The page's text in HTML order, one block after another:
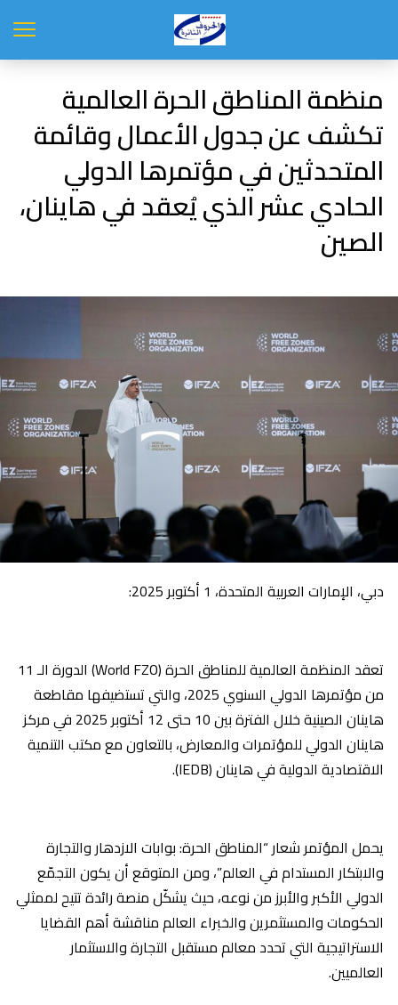
منظمة المناطق الحرة العالمية
تكشف عن جدول الأعمال وقائمة
المتحدثين في مؤتمرها الدولي
الحادي عشر الذي يُعقد في هاينان،
الصين
دبي، الإمارات العربية المتحدة، 1 أكتوبر 2025:
تعقد المنظمة العالمية للمناطق الحرة (World FZO) الدورة الـ 11
من مؤتمرها الدولي السنوي 2025، والتي تستضيفها مقاطعة
هاينان الصينية خلال الفترة بين 10 حتى 12 أكتوبر 2025 في مركز
هاينان الدولي للمؤتمرات والمعارض، بالتعاون مع مكتب التنمية
الاقتصادية الدولية في هاينان (IEDB).
يحمل المؤتمر شعار “المناطق الحرة: بوابات الازدهار والتجارة
والابتكار المستدام في العالم”، ومن المتوقع أن يكون التجمّع
الدولي الأكبر والأبرز من نوعه، حيث يشكّل منصة رائدة تتيح لممثلي
الحكومات والمستثمرين والخبراء العالم مناقشة أهم القضايا
الاستراتيجية التي تحدد معالم مستقبل التجارة والاستثمار
العالميين.